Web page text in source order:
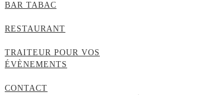
BAR TABAC
RESTAURANT
TRAITEUR POUR VOS
ÉVÈNEMENTS
CONTACT